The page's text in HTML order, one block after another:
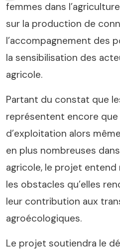
femmes dans
sur la production de
l’accompagnement des
la sensibilisation des
agricole.
Partant du constat que
représentent encore
d’exploitation alors
en plus nombreuses
agricole, le projet
les obstacles qu’elles
leur contribution aux
agroécologiques.
Le projet soutiendra le